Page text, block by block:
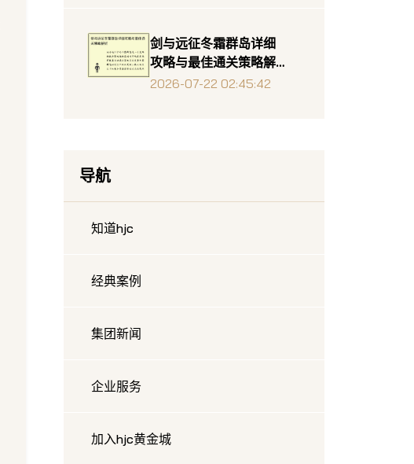
剑与远征冬霜群岛详细
攻略与最佳通关策略解
析
2026-07-22 02:45:42
导航
知道hjc
经典案例
集团新闻
企业服务
加入hjc黄金城